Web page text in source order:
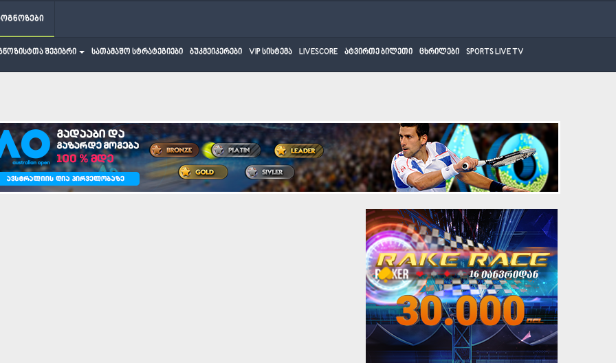
შეჯიბრი სათამაშო სტრატეგიები ბუკმეიკერები VIP სისტემა LIVESCORE ატვირთე ბილეთი ცხრილები SPORTS LIVE TV